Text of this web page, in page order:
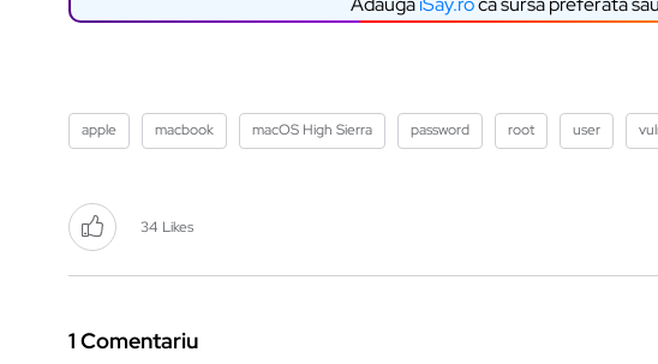
apple macbook macOS High Sierra password root user
34 Likes
1 Comentariu